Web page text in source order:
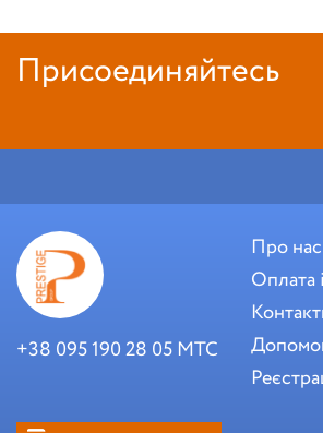
Присоединяйтесь
+38 095 190 28 05 МТС
Про нас
Оплата